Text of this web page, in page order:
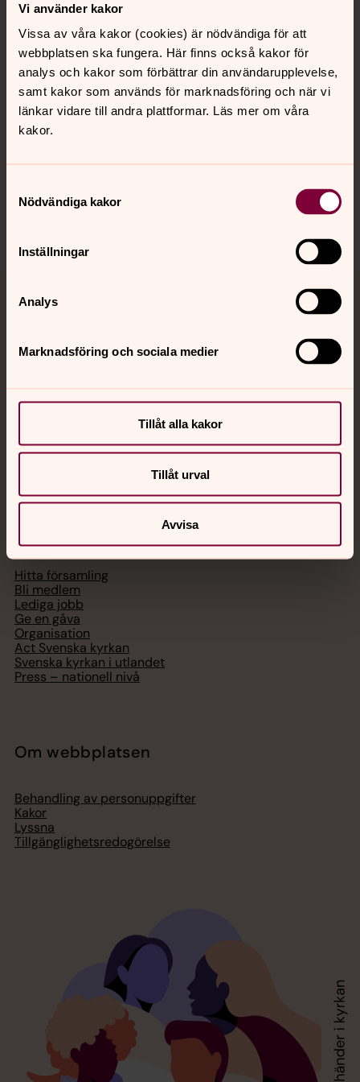
Vi använder kakor
Vissa av våra kakor (cookies) är nödvändiga för att
webbplatsen ska fungera. Här finns också kakor för
analys och kakor som förbättrar din användarupplevelse,
samt kakor som används för marknadsföring och när vi
länkar vidare till andra plattformar. Läs mer om våra
kakor.
Nödvändiga kakor
Inställningar
Analys
Marknadsföring och sociala medier
Tillåt alla kakor
Tillåt urval
Avvisa
Kalender
Hitta snabbt
Jourhavande präst
Akut samtals- och krisstöd. Prata eller chatta anonymt
Telefon 112
Hitta församling
Bli medlem
Lediga jobb
Ge en gåva
Organisation
Act Svenska kyrkan
Svenska kyrkan i utlandet
Press – nationell nivå
Om webbplatsen
Behandling av personuppgifter
Kakor
Lyssna
Tillgänglighetsredogörelse